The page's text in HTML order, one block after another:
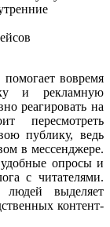
вовремя
и рекламную
реагировать на
пересмотреть
публику, ведь
в мессенджере.
опросы и
с читателями.
выделяет
контент-